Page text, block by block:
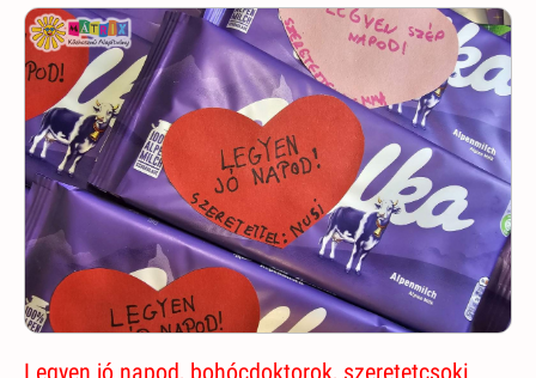
Legyen jó napod, bohócdoktorok, szeretetcsoki